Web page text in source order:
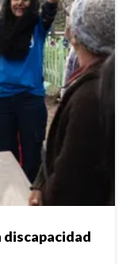
discapacidad